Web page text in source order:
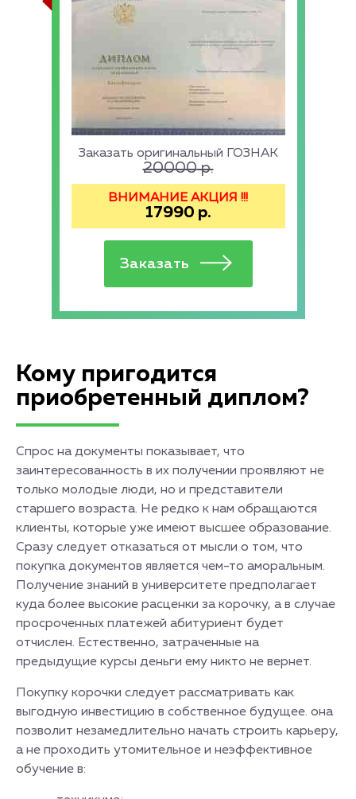
Заказать оригинальный ГОЗНАК
20000р.
ВНИМАНИЕ АКЦИЯ !!!
17990 р.
Кому пригодится
приобретенный диплом?
Спрос на документы показывает, что
заинтересованность в их получении проявляют не
только молодые люди, но и представители
старшего возраста. Не редко к нам обращаются
клиенты, которые уже имеют высшее образование.
Сразу следует отказаться от мысли о том, что
покупка документов является чем-то аморальным.
Получение знаний в университете предполагает
куда более высокие расценки за корочку, а в случае
просроченных платежей абитуриент будет
отчислен. Естественно, затраченные на
предыдущие курсы деньги ему никто не вернет.
Покупку корочки следует рассматривать как
выгодную инвестицию в собственное будущее. она
позволит незамедлительно начать строить карьеру,
а не проходить утомительное и неэффективное
обучение в: